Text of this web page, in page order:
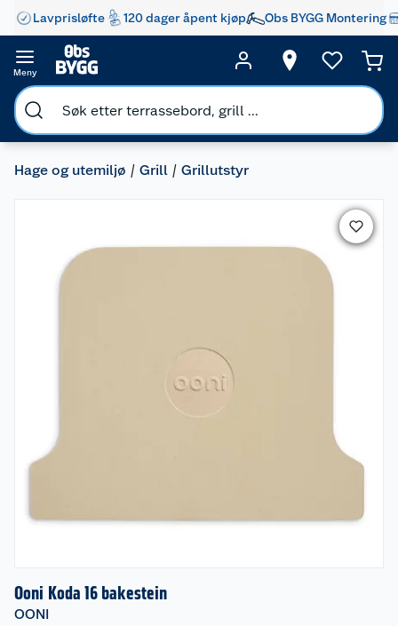
Lavprisløfte 120 dager åpent kjøp Obs BYGG Montering
Meny
Hage og utemiljø Grill Grillutstyr
Ooni Koda 16 bakestein
OONI